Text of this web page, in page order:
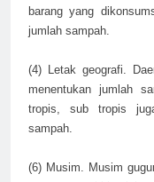
barang yang
jumlah sampah.
(4) Letak geografi.
menentukan jumlah
tropis, sub tropis
sampah.
(6) Musim. Musim